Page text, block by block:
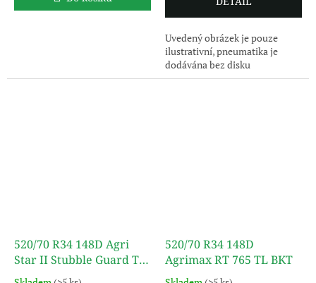
Uvedený obrázek je pouze
ilustrativní, pneumatika je
dodávána bez disku
520/70 R34 148D Agri
Star II Stubble Guard TL
ALLIANCE
520/70 R34 148D
Agrimax RT 765 TL BKT